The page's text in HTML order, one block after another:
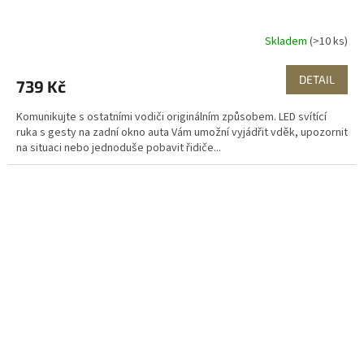
Skladem (>10 ks)
739 Kč DETAIL
Komunikujte s ostatními vodiči originálním způsobem. LED svítící
ruka s gesty na zadní okno auta Vám umožní vyjádřit vděk, upozornit
na situaci nebo jednoduše pobavit řidiče...